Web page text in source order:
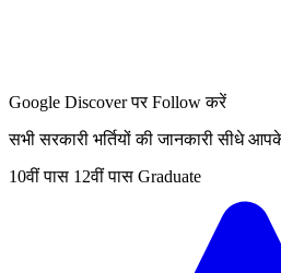
Google Discover पर Follow करें
सभी सरकारी भर्तियों की जानकारी सीधे
10वीं पास 12वीं पास Graduate